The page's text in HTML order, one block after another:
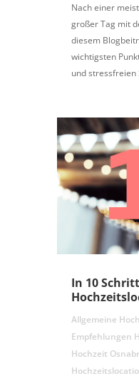
Nach einer
großer Tag mit
diesem
wichtigsten
und stressfreien
In 10
Allgemeine
Empfehlungen
Hochzeit